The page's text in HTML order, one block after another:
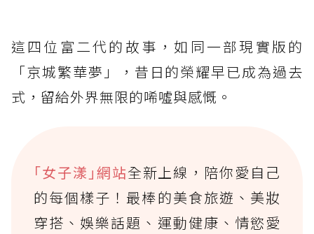
這四位富二代的故事，如同一部現實版的
「京城繁華夢」，昔日的榮耀早已成為過去
式，留給外界無限的唏噓與感慨。
｢女子漾｣網站全新上線，陪你愛自己
的每個樣子！最棒的美食旅遊、美妝
穿搭、娛樂話題、運動健康、情慾愛